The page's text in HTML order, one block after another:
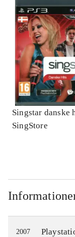
Singstar danske
SingStore
2007